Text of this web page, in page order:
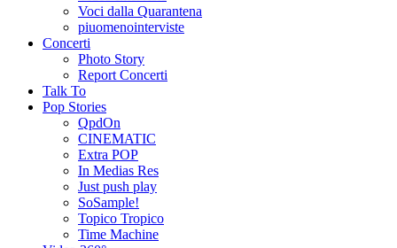
Voci dalla Quarantena
piuomenointerviste
Concerti
Photo Story
Report Concerti
Talk To
Pop Stories
QpdOn
CINEMATIC
Extra POP
In Medias Res
Just push play
SoSample!
Topico Tropico
Time Machine